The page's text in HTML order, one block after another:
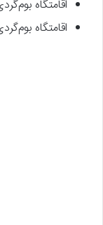
اقامتگاه
اقامتگاه